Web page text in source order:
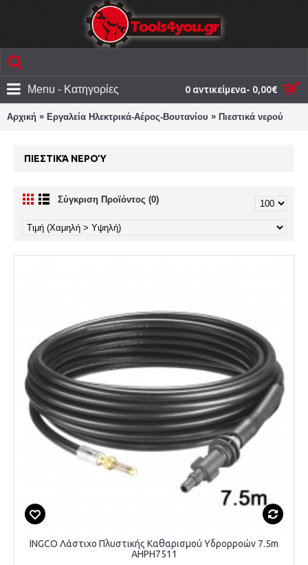
0 αντικείμενα- 0,00€
Menu - Κατηγορίες
Αρχική » Εργαλεία Ηλεκτρικά-Αέρος-Βουτανίου » Πιεστικά νερού
ΠΙΕΣΤΙΚΆ ΝΕΡΟΎ
Σύγκριση Προϊόντος (0)
INGCO Λάστιχο Πλυστικής Καθαρισμού Υδρορροών 7.5m
AHPH7511